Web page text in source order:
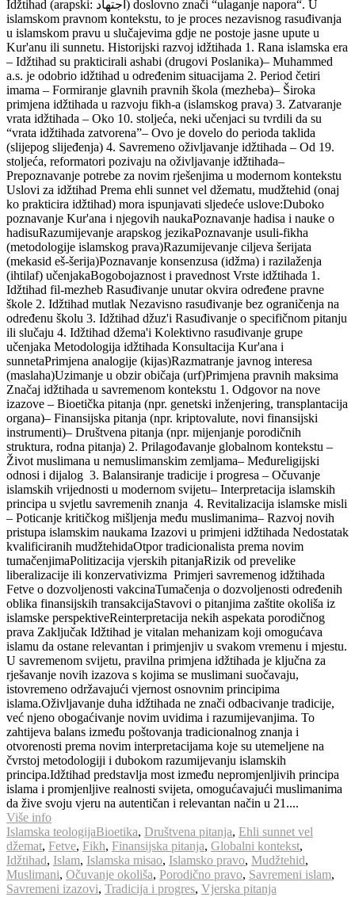
Idžtihad (arapski: اجتهاد) doslovno znači “ulaganje napora“. U
islamskom pravnom kontekstu, to je proces nezavisnog rasuđivanja
u islamskom pravu u slučajevima gdje ne postoje jasne upute u
Kur'anu ili sunnetu. Historijski razvoj idžtihada 1. Rana islamska era
– Idžtihad su prakticirali ashabi (drugovi Poslanika)– Muhammed
a.s. je odobrio idžtihad u određenim situacijama 2. Period četiri
imama – Formiranje glavnih pravnih škola (mezheba)– Široka
primjena idžtihada u razvoju fikh-a (islamskog prava) 3. Zatvaranje
vrata idžtihada – Oko 10. stoljeća, neki učenjaci su tvrdili da su
“vrata idžtihada zatvorena”– Ovo je dovelo do perioda taklida
(slijepog slijeđenja) 4. Savremeno oživljavanje idžtihada – Od 19.
stoljeća, reformatori pozivaju na oživljavanje idžtihada–
Prepoznavanje potrebe za novim rješenjima u modernom kontekstu
Uslovi za idžtihad Prema ehli sunnet vel džematu, mudžtehid (onaj
ko prakticira idžtihad) mora ispunjavati sljedeće uslove:Duboko
poznavanje Kur'ana i njegovih naukaPoznavanje hadisa i nauke o
hadisuRazumijevanje arapskog jezikaPoznavanje usuli-fikha
(metodologije islamskog prava)Razumijevanje ciljeva šerijata
(mekasid eš-šerija)Poznavanje konsenzusa (idžma) i razilaženja
(ihtilaf) učenjakaBogobojaznost i pravednost Vrste idžtihada 1.
Idžtihad fil-mezheb Rasuđivanje unutar okvira određene pravne
škole 2. Idžtihad mutlak Nezavisno rasuđivanje bez ograničenja na
određenu školu 3. Idžtihad džuz'i Rasuđivanje o specifičnom pitanju
ili slučaju 4. Idžtihad džema'i Kolektivno rasuđivanje grupe
učenjaka Metodologija idžtihada Konsultacija Kur'ana i
sunnetaPrimjena analogije (kijas)Razmatranje javnog interesa
(maslaha)Uzimanje u obzir običaja (urf)Primjena pravnih maksima
Značaj idžtihada u savremenom kontekstu 1. Odgovor na nove
izazove – Bioetička pitanja (npr. genetski inženjering, transplantacija
organa)– Finansijska pitanja (npr. kriptovalute, novi finansijski
instrumenti)– Društvena pitanja (npr. mijenjanje porodičnih
struktura, rodna pitanja) 2. Prilagođavanje globalnom kontekstu –
Život muslimana u nemuslimanskim zemljama– Međureligijski
odnosi i dijalog 3. Balansiranje tradicije i progresa – Očuvanje
islamskih vrijednosti u modernom svijetu– Interpretacija islamskih
principa u svjetlu savremenih znanja 4. Revitalizacija islamske misli
– Poticanje kritičkog mišljenja među muslimanima– Razvoj novih
pristupa islamskim naukama Izazovi u primjeni idžtihada Nedostatak
kvalificiranih mudžtehidaOtpor tradicionalista prema novim
tumačenjimaPolitizacija vjerskih pitanjaRizik od prevelike
liberalizacije ili konzervativizma Primjeri savremenog idžtihada
Fetve o dozvoljenosti vakcinaTumačenja o dozvoljenosti određenih
oblika finansijskih transakcijaStavovi o pitanjima zaštite okoliša iz
islamske perspektiveReinterpretacija nekih aspekata porodičnog
prava Zaključak Idžtihad je vitalan mehanizam koji omogućava
islamu da ostane relevantan i primjenjiv u svakom vremenu i mjestu.
U savremenom svijetu, pravilna primjena idžtihada je ključna za
rješavanje novih izazova s kojima se muslimani suočavaju,
istovremeno održavajući vjernost osnovnim principima
islama.Oživljavanje duha idžtihada ne znači odbacivanje tradicije,
već njeno obogaćivanje novim uvidima i razumijevanjima. To
zahtijeva balans između poštovanja tradicionalnog znanja i
otvorenosti prema novim interpretacijama koje su utemeljene na
čvrstoj metodologiji i dubokom razumijevanju islamskih
principa.Idžtihad predstavlja most između nepromjenljivih principa
islama i promjenljive realnosti svijeta, omogućavajući muslimanima
da žive svoju vjeru na autentičan i relevantan način u 21....
Više info
Islamska teologijaBioetika, Društvena pitanja, Ehli sunnet vel
džemat, Fetve, Fikh, Finansijska pitanja, Globalni kontekst,
Idžtihad, Islam, Islamska misao, Islamsko pravo, Mudžtehid,
Muslimani, Očuvanje okoliša, Porodično pravo, Savremeni islam,
Savremeni izazovi, Tradicija i progres, Vjerska pitanja